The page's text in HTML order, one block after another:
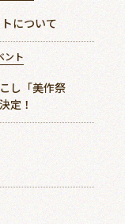
について
ント
し「美作祭
定！